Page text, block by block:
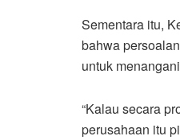
Sementara itu,
bahwa
untuk
“Kalau secara
perusahaan itu